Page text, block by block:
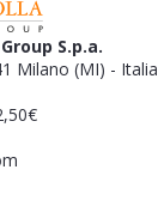
S.p.a.
Milano (MI) - Italia